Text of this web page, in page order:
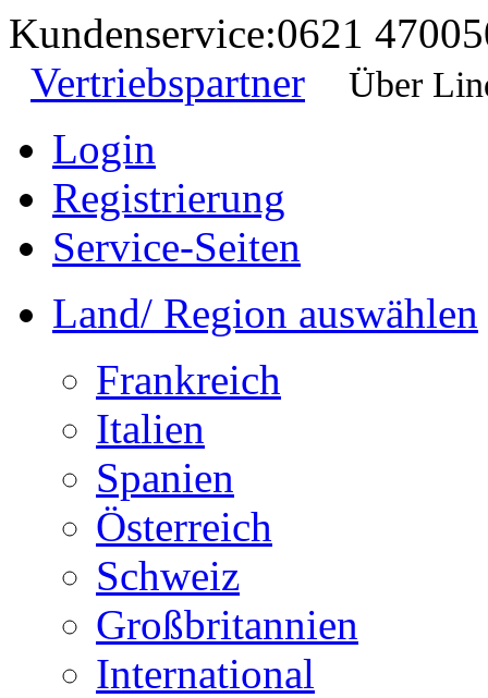
Kundenservice:0621
Vertriebspartner
Über
Login
Registrierung
Service-Seiten
Land/ Region auswählen
Frankreich
Italien
Spanien
Österreich
Schweiz
Großbritannien
International